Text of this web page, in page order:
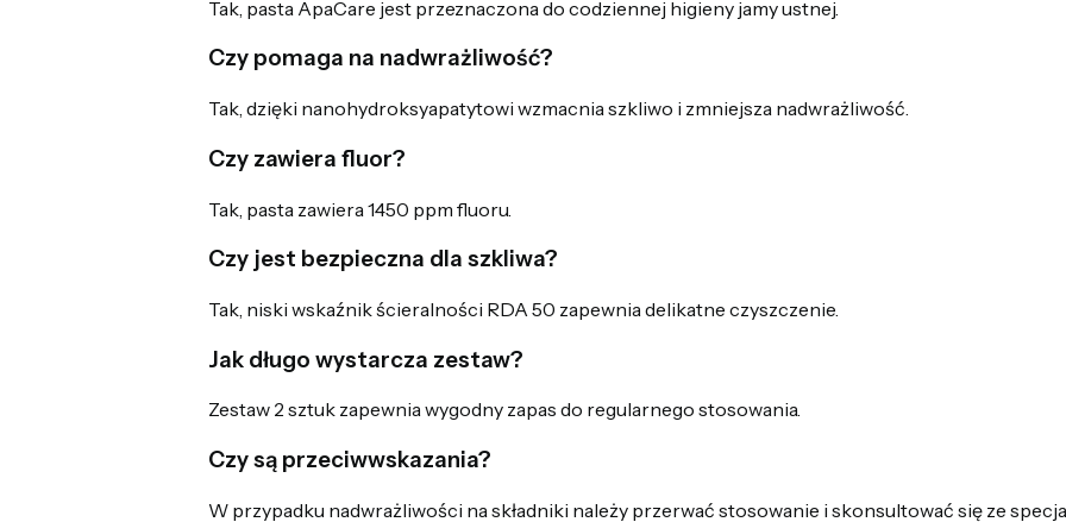
Tak, pasta ApaCare jest przeznaczona do codziennej higieny jamy ustnej.
Czy pomaga na nadwrażliwość?
Tak, dzięki nanohydroksyapatytowi wzmacnia szkliwo i zmniejsza nadwrażliwość.
Czy zawiera fluor?
Tak, pasta zawiera 1450 ppm fluoru.
Czy jest bezpieczna dla szkliwa?
Tak, niski wskaźnik ścieralności RDA 50 zapewnia delikatne czyszczenie.
Jak długo wystarcza zestaw?
Zestaw 2 sztuk zapewnia wygodny zapas do regularnego stosowania.
Czy są przeciwwskazania?
W przypadku nadwrażliwości na składniki należy przerwać stosowanie i skonsultować się ze